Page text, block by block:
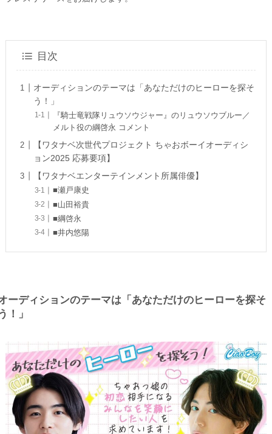
目次
オーディションのテーマは「あなただけのヒーローを探そ
う！」
『騎士竜戦隊リュウソウジャー』のリュウソウブルー／
メルト役の綱啓永 コメント
【ワタナベ次世代プロジェクト ちゃおボーイオーディシ
ョン2025 応募要項】
【ワタナベエンターテインメント所属俳優】
■瀬戸康史
■山田裕貴
■綱啓永
■井内悠陽
ーディションのテーマは「あなただけのヒーローを探そ
！」